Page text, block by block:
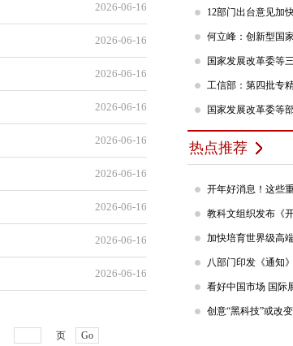
2026-06-16
2026-06-16
2026-06-16
2026-06-16
2026-06-16
2026-06-16
2026-06-16
2026-06-16
2026-06-16
页 Go
12部门出台意见加
何立峰：创新型国
热点推荐
开年好消息！这些
教科文组织发布《
加快培育世界级高
看好中国市场 国际
创意“黑科技”或改